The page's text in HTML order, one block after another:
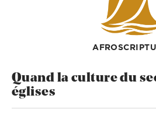
Quand la culture du
églises